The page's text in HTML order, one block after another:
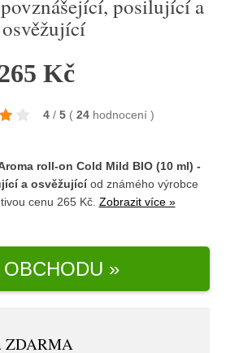
posilující a
osvěžující
Kč
4 / 5 ( 24 hodnocení )
roll-on Cold Mild BIO (10 ml) -
a osvěžujícíod známého výrobce
cenu 265 Kč. Zobrazit více »
OBCHODU »
ZDARMA